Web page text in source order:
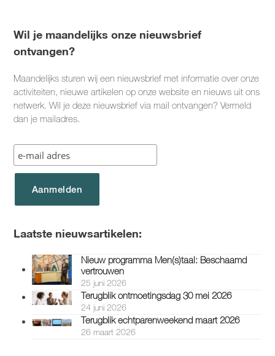
Wil je maandelijks onze nieuwsbrief
ontvangen?
Maandelijks sturen wij een nieuwsbrief met informatie over onze
activiteiten, nieuwe artikelen op onze website en nieuws uit ons
netwerk. Wil je deze nieuwsbrief via mail ontvangen? Vermeld
dan je mailadres.
Laatste nieuwsartikelen:
Nieuw programma Men(s)taal: Beschaamd
vertrouwen
25 juni 2026
Terugblik ontmoetingsdag 30 mei 2026
24 juni 2026
Terugblik echtparenweekend maart 2026
26 maart 2026